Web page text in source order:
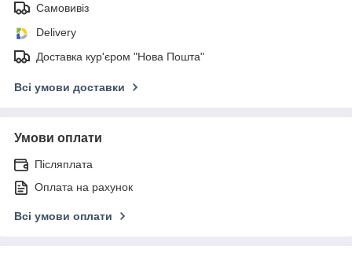
Самовивіз
Delivery
Доставка кур'єром "Нова Пошта"
Всі умови доставки
Умови оплати
Післяплата
Оплата на рахунок
Всі умови оплати